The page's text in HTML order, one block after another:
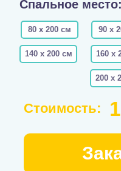
Стоимость:
Спальное место:
80 х 200 см 90 х
140 х 200 см 160 х
200 х